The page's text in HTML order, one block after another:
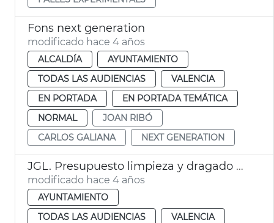
Fons next generation
modificado hace 4 años
ALCALDÍA
AYUNTAMIENTO
TODAS LAS AUDIENCIAS
VALENCIA
EN PORTADA
EN PORTADA TEMÁTICA
NORMAL
JOAN RIBÓ
CARLOS GALIANA
NEXT GENERATION
JGL. Presupuesto limpieza y dragado de la Albufera
modificado hace 4 años
AYUNTAMIENTO
TODAS LAS AUDIENCIAS
VALENCIA